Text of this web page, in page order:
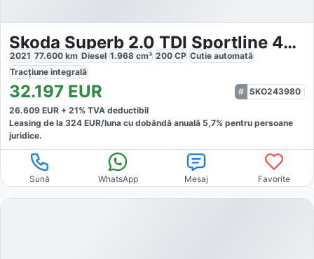
Skoda Superb 2.0 TDI Sportline 4x4
2021 77.600 km Diesel 1.968 cm³ 200 CP Cutie automată
Tracțiune integrală
32.197 EUR
SKO243980
26.609 EUR + 21% TVA deductibil
Leasing de la 324 EUR/luna cu dobăndă anuală 5,7% pentru persoane
juridice.
Sună WhatsApp Mesaj Favorite